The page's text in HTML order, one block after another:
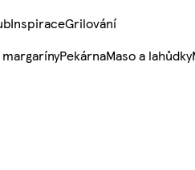
InspiraceGrilování
PekárnaMaso a lahůdky